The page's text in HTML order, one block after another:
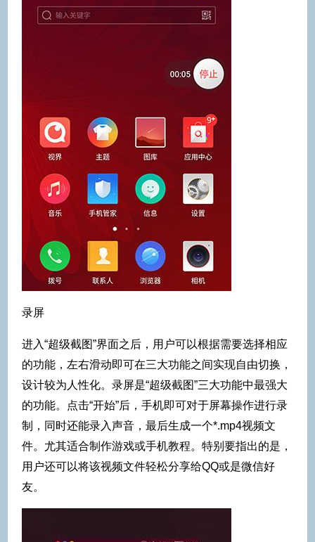
录屏
进入“超级截图”界面之后，用户可以根据需要选择相应
的功能，左右滑动即可在三大功能之间实现自由切换，
设计较为人性化。录屏是“超级截图”三大功能中最强大
的功能。点击“开始”后，手机即可对于屏幕操作进行录
制，同时还能录入声音，最后生成一个*.mp4视频文
件。尤其适合制作游戏或手机教程。特别要指出的是，
用户还可以将该视频文件轻松分享给QQ或是微信好
友。